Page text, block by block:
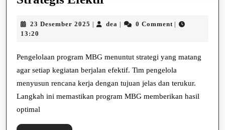
MBG
Efektif
23 Desember 2025 23
dea dea 0 Comment
13:20
Pengelolaan program MBG menuntut strategi yang matang
agar setiap kegiatan berjalan efektif. Tim pengelola
menyusun rencana kerja dengan tujuan jelas dan terukur.
Langkah ini memastikan program MBG memberikan hasil
optimal